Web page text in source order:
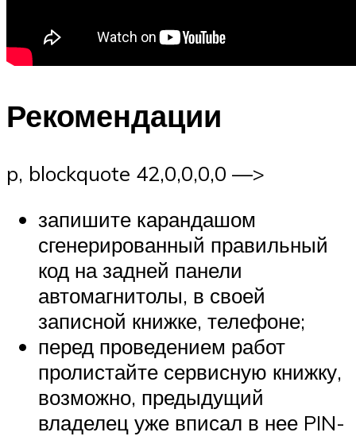
Рекомендации
p, blockquote 42,0,0,0,0 —>
запишите карандашом
сгенерированный правильный
код на задней панели
автомагнитолы, в своей
записной книжке, телефоне;
перед проведением работ
пролистайте сервисную книжку,
возможно, предыдущий
владелец уже вписал в нее PIN-